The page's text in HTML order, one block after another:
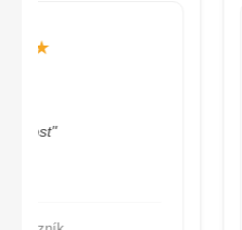
"Odporúčam, na